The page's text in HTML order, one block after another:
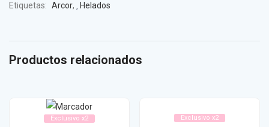
Etiquetas: Arcor, Helados
Productos relacionados
Exclusivo x2 Exclusivo x2